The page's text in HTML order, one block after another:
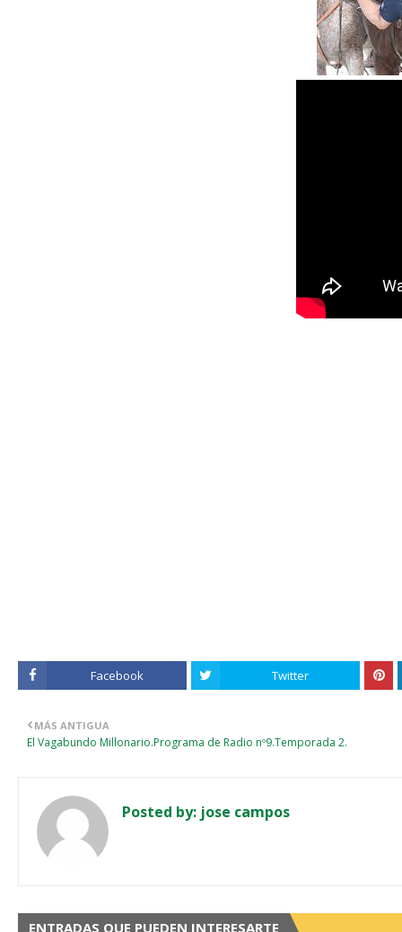
Facebook Twitter
MÁS ANTIGUA
El Vagabundo Millonario.Programa de Radio nº9.Temporada 2.
Posted by: jose campos
ENTRADAS QUE PUEDEN INTERESARTE